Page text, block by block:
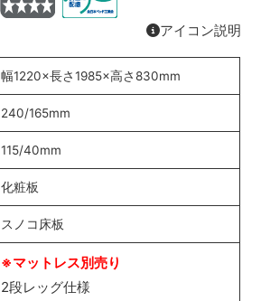
アイコン説明
幅1220×長さ1985×高さ830mm
240/165mm
115/40mm
化粧板
スノコ床板
※マットレス別売り
2段レッグ仕様